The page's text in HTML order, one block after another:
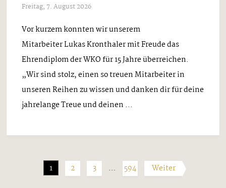
Freitag, 7. August 2026
Vor kurzem konnten wir unserem
Mitarbeiter Lukas Kronthaler mit Freude das
Ehrendiplom der WKO für 15 Jahre überreichen.
„Wir sind stolz, einen so treuen Mitarbeiter in
unseren Reihen zu wissen und danken dir für deine
jahrelange Treue und deinen ...
1 2 3 … 594 Weiter